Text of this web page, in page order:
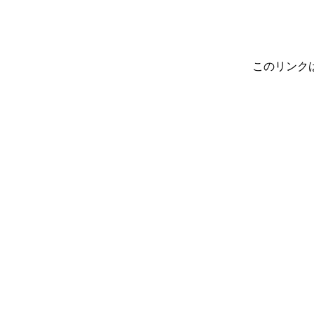
このリンク